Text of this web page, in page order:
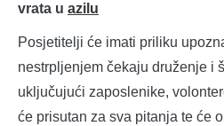
vrata u azilu
Posjetitelji će imati priliku
nestrpljenjem čekaju druženje i
uključujući zaposlenike,
će prisutan za sva pitanja te će